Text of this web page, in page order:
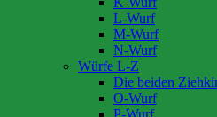
L-Wurf
M-Wurf
N-Wurf
Würfe L-Z
Die beiden
O-Wurf
P-Wurf